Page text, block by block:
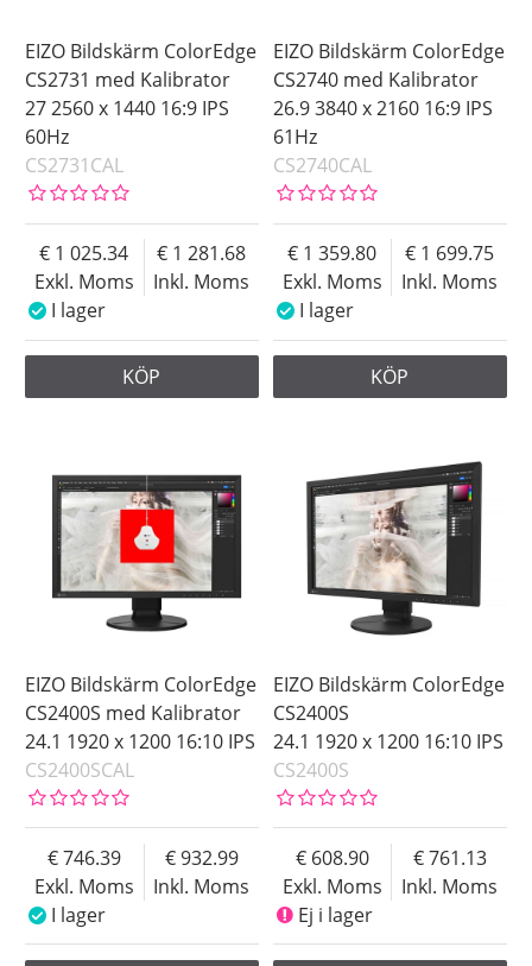
EIZO Bildskärm ColorEdge
CS2731 med Kalibrator
27 2560 x 1440 16:9 IPS
60Hz
CS2731CAL
Exkl. Moms
1 025.34
Inkl. Moms
1 281.68
I lager
KÖP
EIZO Bildskärm ColorEdge
CS2740 med Kalibrator
26.9 3840 x 2160 16:9 IPS
61Hz
CS2740CAL
Exkl. Moms
1 359.80
Inkl. Moms
1 699.75
I lager
KÖP
EIZO Bildskärm ColorEdge
CS2400S med Kalibrator
24.1 1920 x 1200 16:10 IPS
CS2400SCAL
Exkl. Moms
746.39
Inkl. Moms
932.99
I lager
EIZO Bildskärm ColorEdge
CS2400S
24.1 1920 x 1200 16:10 IPS
CS2400S
Exkl. Moms
608.90
Inkl. Moms
761.13
Ej i lager